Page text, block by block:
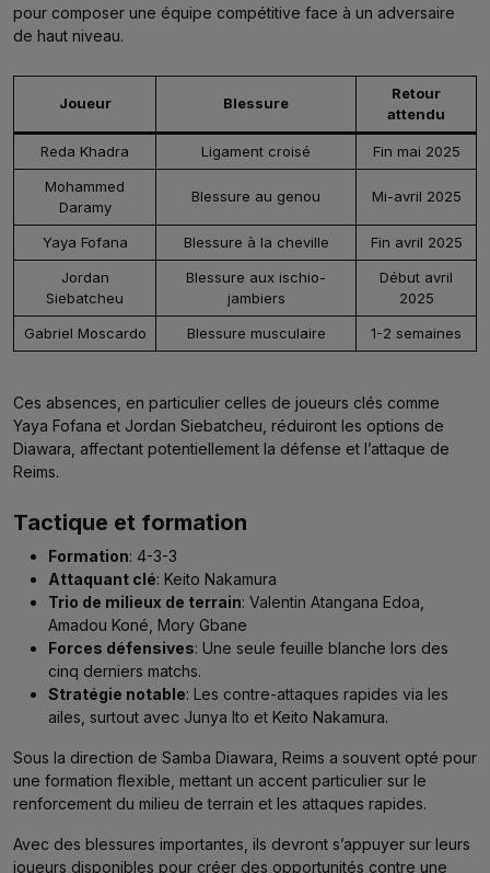
pour composer une équipe compétitive face à un adversaire
de haut niveau.
Joueur Blessure
Retour
attendu
Reda Khadra Ligament croisé
Fin mai 2025
Mohammed
Daramy
Blessure au genou Mi-avril 2025
Yaya Fofana Blessure à la cheville
Fin avril 2025
Jordan
Siebatcheu
Blessure aux ischio-
jambiers
Début avril
2025
Gabriel Moscardo
Blessure musculaire 1-2 semaines
Ces absences, en particulier celles de joueurs clés comme
Yaya Fofana et Jordan Siebatcheu, réduiront les options de
Diawara, affectant potentiellement la défense et l’attaque de
Reims.
Tactique et formation
Formation: 4-3-3
Attaquant clé: Keito Nakamura
Trio de milieux de terrain: Valentin Atangana Edoa,
Amadou Koné, Mory Gbane
Forces défensives: Une seule feuille blanche lors des
cinq derniers matchs.
Stratégie notable: Les contre-attaques rapides via les
ailes, surtout avec Junya Ito et Keito Nakamura.
Sous la direction de Samba Diawara, Reims a souvent opté pour
une formation flexible, mettant un accent particulier sur le
renforcement du milieu de terrain et les attaques rapides.
Avec des blessures importantes, ils devront s’appuyer sur leurs
joueurs disponibles pour créer des opportunités contre une